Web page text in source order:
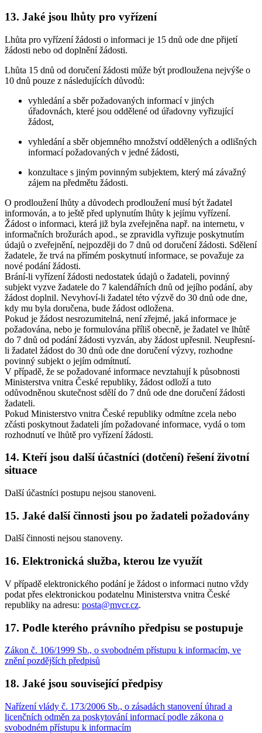
13. Jaké jsou lhůty pro vyřízení
Lhůta pro vyřízení žádosti o informaci je 15 dnů ode dne přijetí
žádosti nebo od doplnění žádosti.
Lhůta 15 dnů od doručení žádosti může být prodloužena nejvýše o
10 dnů pouze z následujících důvodů:
vyhledání a sběr požadovaných informací v jiných
úřadovnách, které jsou oddělené od úřadovny vyřizující
žádost,
vyhledání a sběr objemného množství oddělených a odlišných
informací požadovaných v jedné žádosti,
konzultace s jiným povinným subjektem, který má závažný
zájem na předmětu žádosti.
O prodloužení lhůty a důvodech prodloužení musí být žadatel
informován, a to ještě před uplynutím lhůty k jejímu vyřízení.
Žádost o informaci, která již byla zveřejněna např. na internetu, v
informačních brožurách apod., se zpravidla vyřizuje poskytnutím
údajů o zveřejnění, nejpozději do 7 dnů od doručení žádosti. Sdělení
žadatele, že trvá na přímém poskytnutí informace, se považuje za
nové podání žádosti.
Brání-li vyřízení žádosti nedostatek údajů o žadateli, povinný
subjekt vyzve žadatele do 7 kalendářních dnů od jejího podání, aby
žádost doplnil. Nevyhoví-li žadatel této výzvě do 30 dnů ode dne,
kdy mu byla doručena, bude žádost odložena.
Pokud je žádost nesrozumitelná, není zřejmé, jaká informace je
požadována, nebo je formulována příliš obecně, je žadatel ve lhůtě
do 7 dnů od podání žádosti vyzván, aby žádost upřesnil. Neupřesní-
li žadatel žádost do 30 dnů ode dne doručení výzvy, rozhodne
povinný subjekt o jejím odmítnutí.
V případě, že se požadované informace nevztahují k působnosti
Ministerstva vnitra České republiky, žádost odloží a tuto
odůvodněnou skutečnost sdělí do 7 dnů ode dne doručení žádosti
žadateli.
Pokud Ministerstvo vnitra České republiky odmítne zcela nebo
zčásti poskytnout žadateli jím požadované informace, vydá o tom
rozhodnutí ve lhůtě pro vyřízení žádosti.
14. Kteří jsou další účastníci (dotčení) řešení životní
situace
Další účastníci postupu nejsou stanoveni.
15. Jaké další činnosti jsou po žadateli požadovány
Další činnosti nejsou stanoveny.
16. Elektronická služba, kterou lze využít
V případě elektronického podání je žádost o informaci nutno vždy
podat přes elektronickou podatelnu Ministerstva vnitra České
republiky na adresu: posta@mvcr.cz.
17. Podle kterého právního předpisu se postupuje
Zákon č. 106/1999 Sb., o svobodném přístupu k informacím, ve
znění pozdějších předpisů
18. Jaké jsou související předpisy
Nařízení vlády č. 173/2006 Sb., o zásadách stanovení úhrad a
licenčních odměn za poskytování informací podle zákona o
svobodném přístupu k informacím